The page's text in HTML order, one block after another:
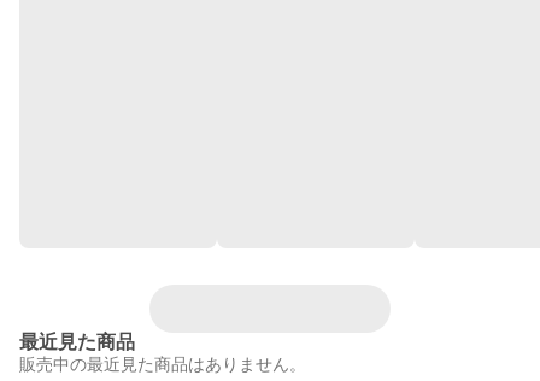
最近見た商品
販売中の最近見た商品はありません。